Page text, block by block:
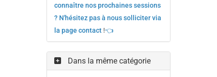
connaître nos prochaines sessions
? N'hésitez pas à nous solliciter via
la page contact!👈
Dans la même catégorie